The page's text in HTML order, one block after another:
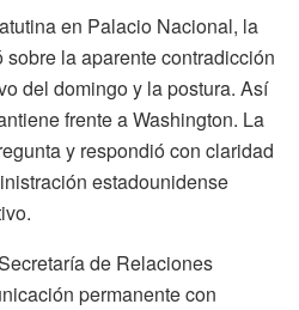
en Palacio Nacional, la
la aparente contradicción
del domingo y la postura. Así
frente a Washington. La
y respondió con claridad
estadounidense
de Relaciones
permanente con